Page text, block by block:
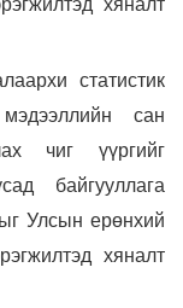
хяналт
статистик
сан
чиг үүргийг
байгууллага
Улсын ерөнхий
хяналт